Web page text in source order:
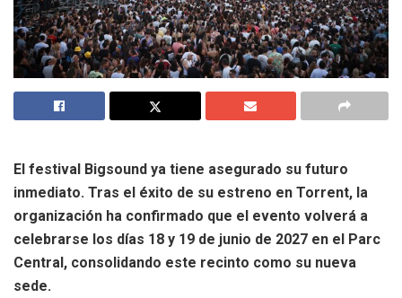
El festival Bigsound ya tiene asegurado su futuro
inmediato. Tras el éxito de su estreno en Torrent, la
organización ha confirmado que el evento volverá a
celebrarse los días 18 y 19 de junio de 2027 en el Parc
Central, consolidando este recinto como su nueva
sede.